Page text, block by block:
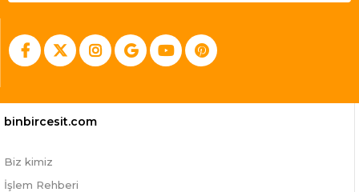
binbircesit.com
Biz kimiz
İşlem Rehberi